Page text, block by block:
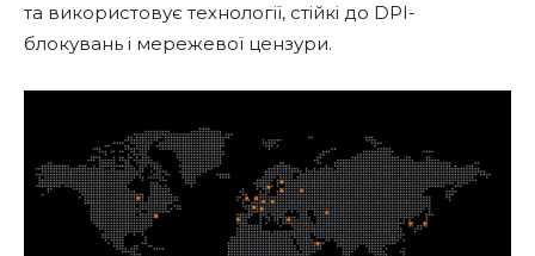
та використовує технології, стійкі до DPI-
блокувань і мережевої цензури.